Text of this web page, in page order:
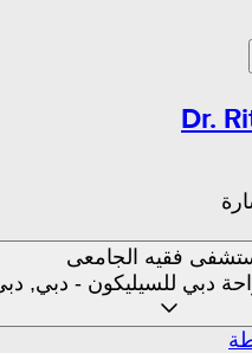
Dr.
فقيه الجامعى
دبي للسيليكون - دبي, دبي